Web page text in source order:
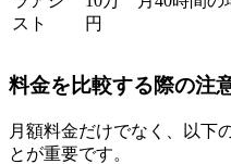
スト
円
料金を比較する際の注
月額料金だけでなく、以下
とが重要です。